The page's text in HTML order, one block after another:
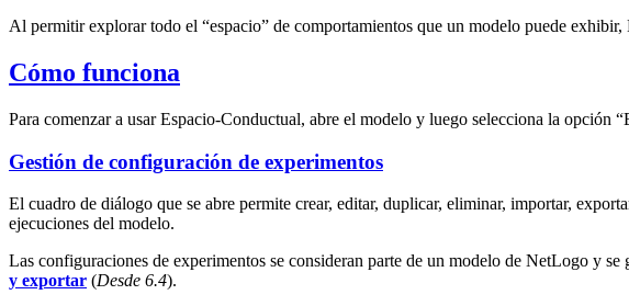
Al permitir explorar todo el “espacio” de comportamientos que un modelo puede
Cómo funciona
Para comenzar a usar Espacio-Conductual, abre el modelo y luego selecciona la opción
Gestión de configuración de experimentos
El cuadro de diálogo que se abre permite crear, editar, duplicar, eliminar, importar,
ejecuciones del modelo.
Las configuraciones de experimentos se consideran parte de un modelo de NetLogo y
y exportar (Desde 6.4).